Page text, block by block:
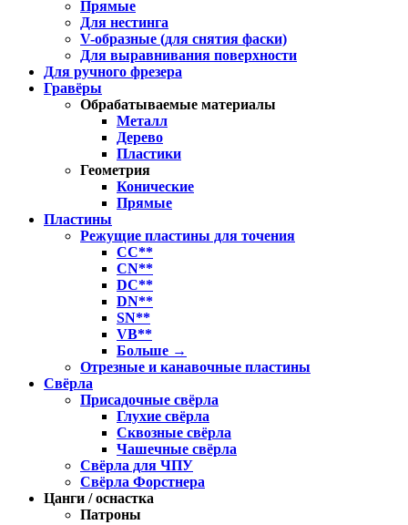
Прямые
Для нестинга
V-образные (для снятия фаски)
Для выравнивания поверхности
Для ручного фрезера
Гравёры
Обрабатываемые материалы
Металл
Дерево
Пластики
Геометрия
Конические
Прямые
Пластины
Режущие пластины для точения
CC**
CN**
DC**
DN**
SN**
VB**
Больше →
Отрезные и канавочные пластины
Свёрла
Присадочные свёрла
Глухие свёрла
Сквозные свёрла
Чашечные свёрла
Свёрла для ЧПУ
Свёрла Форстнера
Цанги / оснастка
Патроны